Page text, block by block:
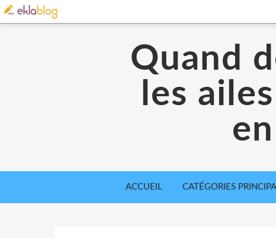
Quand
les
ACCUEIL CATÉGORIES